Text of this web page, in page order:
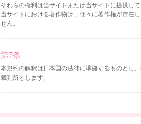
それらの権利は当サイトまたは当サイトに提供し
当サイトにおける著作物は、個々に著作権が存在
せん。
第7条
本規約の解釈は日本国の法律に準拠するものとし
裁判所とします。